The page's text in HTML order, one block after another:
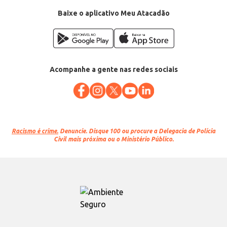
Baixe o aplicativo Meu Atacadão
Acompanhe a gente nas redes sociais
Racismo é crime. Denuncie. Disque 100 ou procure a Delegacia de Polícia
Civil mais próxima ou o Ministério Público.